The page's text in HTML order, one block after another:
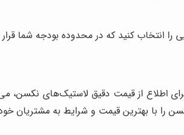
انتخاب کنید که در محدوده بودجه شما قرار
از قیمت دقیق لاستیک‌های نکسن،
را با بهترین قیمت و شرایط به مشتریان